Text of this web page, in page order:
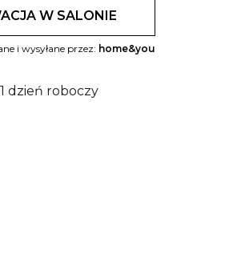
W SALONIE
i wysyłane przez: home&you
dzień roboczy